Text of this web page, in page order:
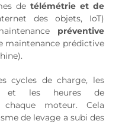
de télémétrie et de
des objets, IoT)
préventive
maintenance prédictive
cycles de charge, les
et les heures de
moteur. Cela
de levage a subi des